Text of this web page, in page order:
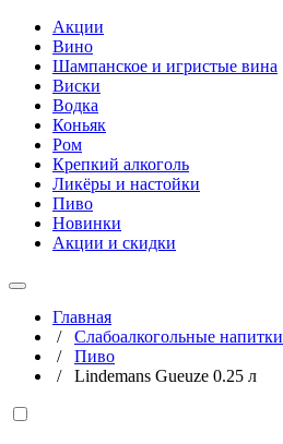
Акции
Вино
Шампанское и игристые вина
Виски
Водка
Коньяк
Ром
Крепкий алкоголь
Ликёры и настойки
Пиво
Новинки
Акции и скидки
Главная
/ Слабоалкогольные напитки
/ Пиво
/ Lindemans Gueuze 0.25 л